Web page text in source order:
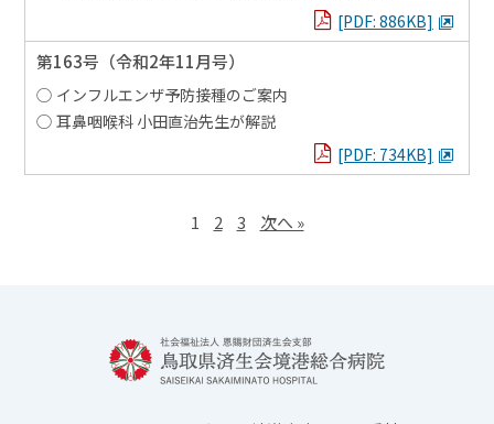
PDFを見る
[PDF: 886KB]
第163号 （令和2年11月号）
インフルエンザ予防接種のご案内
耳鼻咽喉科 小田直治先生が解説
PDFを見る
[PDF: 734KB]
1 2 3 次へ »